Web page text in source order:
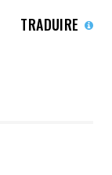
TRADUIRE